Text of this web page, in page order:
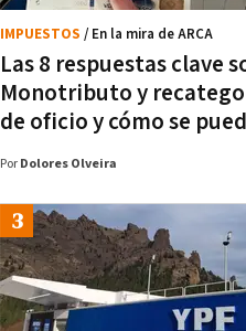
Las 8 respuestas clave
Monotributo y
de oficio y cómo se
IMPUESTOS / En la mira de ARCA
Por Dolores Olveira